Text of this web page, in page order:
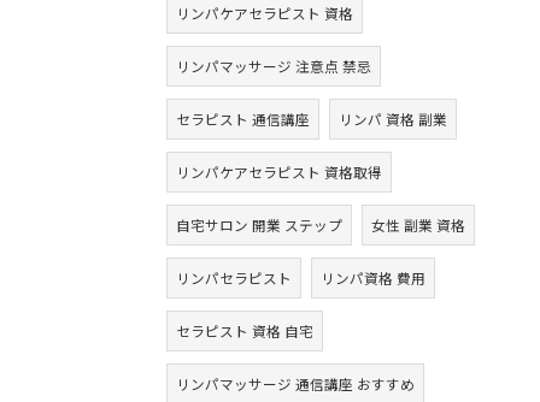
リンパケアセラピスト 資格
リンパマッサージ 注意点 禁忌
セラピスト 通信講座 リンパ 資格 副業
リンパケアセラピスト 資格取得
自宅サロン 開業 ステップ 女性 副業 資格
リンパセラピスト リンパ資格 費用
セラピスト 資格 自宅
リンパマッサージ 通信講座 おすすめ